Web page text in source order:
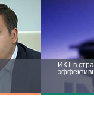
ИКТ в